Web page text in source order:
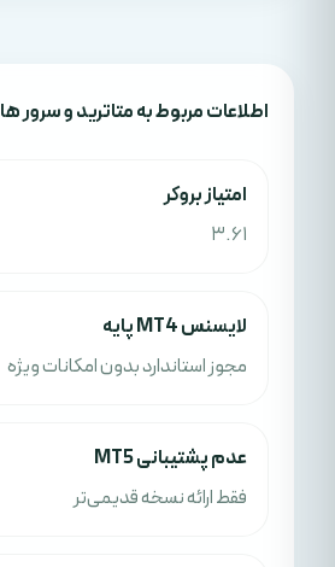
اطلاعات مربوط به متاترید و سرور ها
امتياز بروکر
3.61
لایسنس MT4 پایه
مجوز استاندارد بدون امکانات ویژه
عدم پشتیبانی MT5
فقط ارائه نسخه قدیمی‌تر